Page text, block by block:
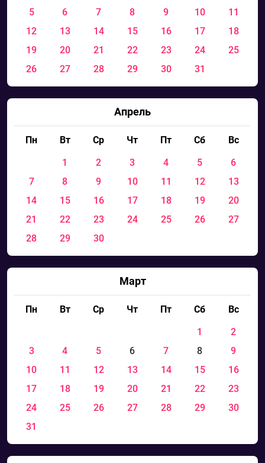
5
6 7 8 9 10
11
12
13 14 15 16 17
18
19
20 21 22 23 24
25
26
27 28 29 30 31
Апрель
Пн Вт Ср Чт Пт Сб
Вс
1
2 3 4 5
6
7
8 9 10 11 12
13
14
15 16 17 18 19
20
21
22 23 24 25 26
27
28
29 30
Март
Пн Вт Ср Чт Пт Сб
Вс
1
2
3
4 5 6 7 8
9
10
11 12 13 14 15
16
17
18 19 20 21 22
23
24
25 26 27 28 29
30
31